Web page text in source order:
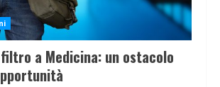
a Medicina: un ostacolo